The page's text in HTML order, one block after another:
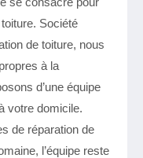
toiture. Société
de toiture, nous
à la
d’une équipe
votre domicile.
de réparation de
l’équipe reste